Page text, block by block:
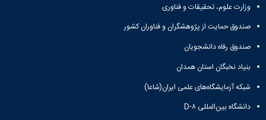
وزارت علوم، تحقیقات و فناوری
صندوق حمایت از پژوهشگران و فناوران کشور
صندوق رفاه دانشجویان
بنیاد نخبگان استان همدان
شبکه آزمایشگاه‌های علمی ایران(شاعا)
دانشگاه بین‌المللی D-۸